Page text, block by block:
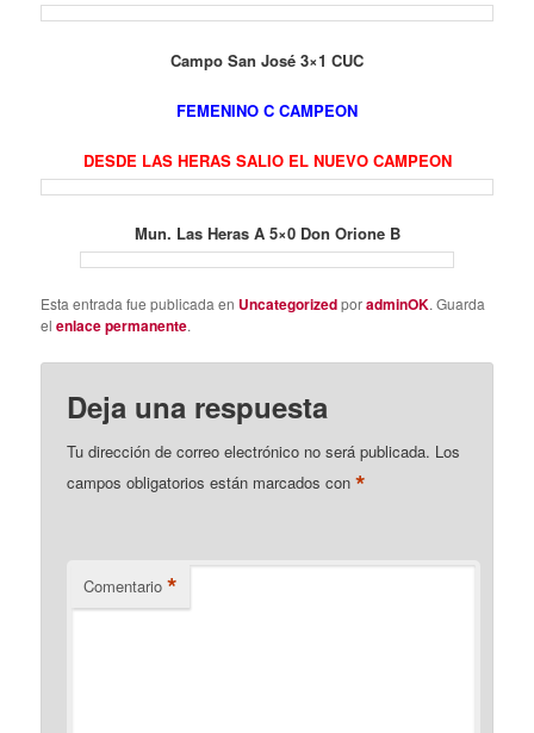
Campo San José 3×1 CUC
FEMENINO C CAMPEON
DESDE LAS HERAS SALIO EL NUEVO CAMPEON
Mun. Las Heras A 5×0 Don Orione B
Esta entrada fue publicada en UncategorizedporadminOK. Guarda
elenlace permanente.
Deja una respuesta
Tu dirección de correo electrónico no será publicada. Los
campos obligatorios están marcados con*
Comentario *